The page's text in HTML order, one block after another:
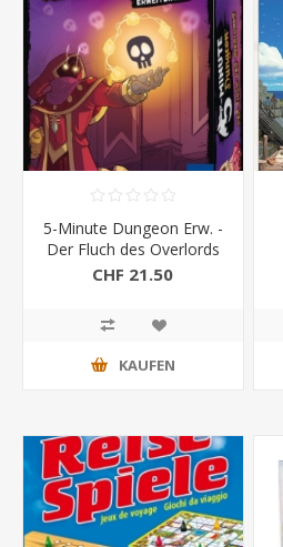
5-Minute Dungeon Erw. -
Der Fluch des Overlords
CHF 21.50
KAUFEN